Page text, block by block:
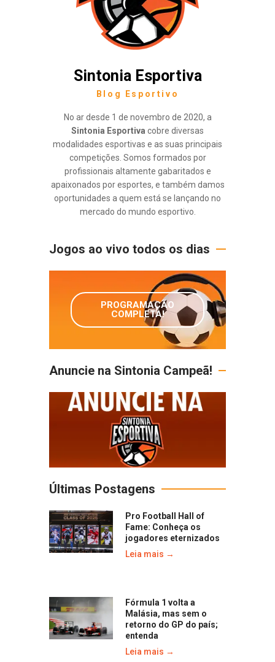
Sintonia Esportiva
Blog Esportivo
No ar desde 1 de novembro de 2020, a
Sintonia Esportiva cobre diversas
modalidades esportivas e as suas principais
competições. Somos formados por
profissionais altamente gabaritados e
apaixonados por esportes, e também damos
oportunidades a quem está se lançando no
mercado do mundo esportivo.
Jogos ao vivo todos os dias
PROGRAMAÇÃO
COMPLETA!
Anuncie na Sintonia Campeã!
Últimas Postagens
Pro Football Hall of
Fame: Conheça os
jogadores eternizados
Leia mais →
Fórmula 1 volta a
Malásia, mas sem o
retorno do GP do país;
entenda
Leia mais →